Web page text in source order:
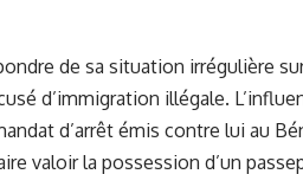
de sa situation irrégulière
d’immigration illégale.
d’arrêt émis contre lui au
valoir la possession d’un